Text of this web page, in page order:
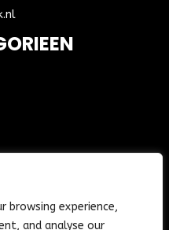
browsing experience,
and analyse our